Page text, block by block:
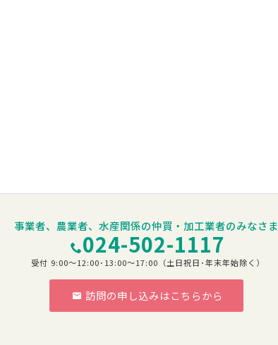
事業者、農業者、水産関係の仲買・加工業者のみなさま
024-502-1117
受付 9:00～12:00･13:00～17:00（土日祝日･年末年始除く）
訪問の申し込みはこちらから